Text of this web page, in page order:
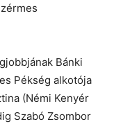
Bánki
Pékség alkotója
(Némi Kenyér
Szabó Zsombor